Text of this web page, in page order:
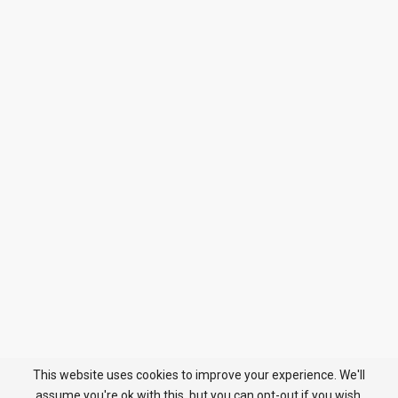
This website uses cookies to improve your experience. We'll